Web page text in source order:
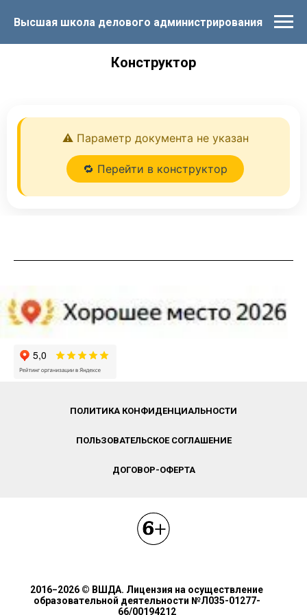
Высшая школа делового администрирования
Конструктор
ПОЛИТИКА КОНФИДЕНЦИАЛЬНОСТИ
ПОЛЬЗОВАТЕЛЬСКОЕ СОГЛАШЕНИЕ
ДОГОВОР-ОФЕРТА
2016−2026 © ВШДА. Лицензия на осуществление
образовательной деятельности №Л035-01277-
66/00194212